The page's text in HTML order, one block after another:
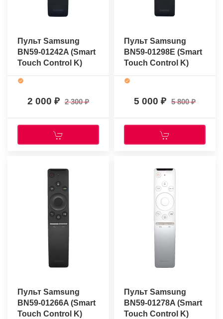
Пульт Samsung
BN59-01242A (Smart
Touch Control K)
(оригинальный)
2 000 2 300
Пульт Samsung
BN59-01298E (Smart
Touch Control K)
(оригинальный)
5 000 5 800
Пульт Samsung
BN59-01266A (Smart
Touch Control K)
Пульт Samsung
BN59-01278A (Smart
Touch Control K)